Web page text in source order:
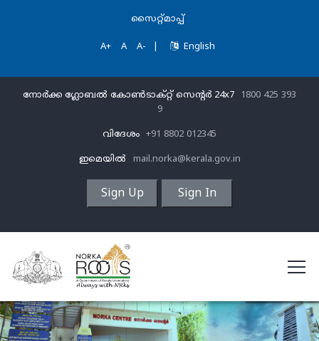
സൈറ്റ്മാപ്പ്
A+ A A- English
നോർക്ക ഗ്ലോബൽ കോൺടാക്റ്റ് സെന്‍റര്‍ 24x7
1800 425 393
9
വിദേശം +91 8802 012345
ഇമെയിൽ mail.norka@kerala.gov.in
Sign Up Sign In